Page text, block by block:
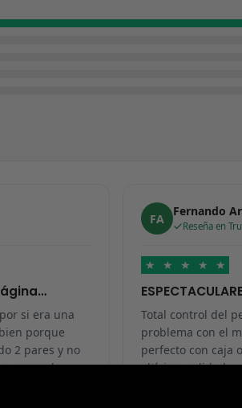
si era una
porque
2 pares y no
de
FA Fernando
Reseña en
★ ★ ★ ★ ★
Total control del
problema con el
perfecto con caja
altísima calidad y